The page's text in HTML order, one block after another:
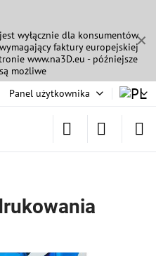
✕
wyłącznie dla konsumentów
faktury europejskiej
www.na3D.eu - późniejsze
możliwe
Panel użytkownika